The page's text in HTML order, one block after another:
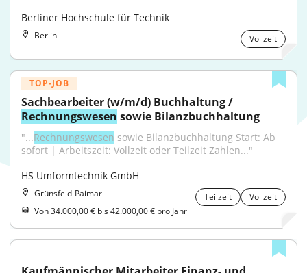
Berliner Hochschule für Technik
Berlin Vollzeit
TOP-JOB
Rechnungswesen sowie Bilanzbuchhaltung
"...Rechnungswesen sowie Bilanzbuchhaltung Start: Ab
sofort | Arbeitszeit: Vollzeit oder Teilzeit Zahlen..."
HS Umformtechnik GmbH
Grünsfeld-Paimar Teilzeit
Vollzeit
Von 34.000,00 € bis 42.000,00 € pro Jahr